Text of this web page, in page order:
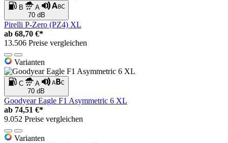
B
A
70 dB
Pirelli P-Zero (PZ4) XL
ab 68,70 €*
13.506 Preise vergleichen
Varianten
C
A
70 dB
Goodyear Eagle F1 Asymmetric 6 XL
ab 74,51 €*
9.052 Preise vergleichen
Varianten